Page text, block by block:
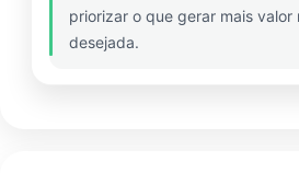
priorizar o que gerar mais valor
desejada.